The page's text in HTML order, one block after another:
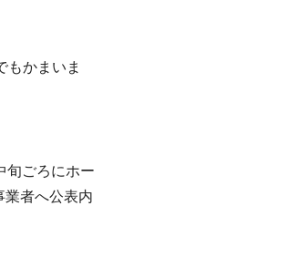
もかまいま
旬ごろにホー
業者へ公表内